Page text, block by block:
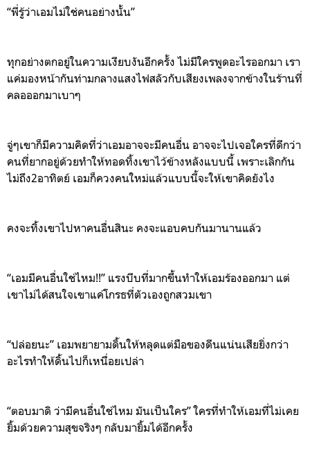
“พี่รู้ว่าเอมไม่ใช่คนอย่างนั้น”
ทุกอย่างตกอยู่ในความเงียบงันอีกครั้ง ไม่มีใครพูดอะไรออกมา เรา
แค่มองหน้ากันท่ามกลางแสงไฟสลัวกับเสียงเพลงจากข้างในร้านที่
คลอออกมาเบาๆ
จู่ๆเขาก็มีความคิดที่ว่าเอมอาจจะมีคนอื่น อาจจะไปเจอใครที่ดีกว่า
คนที่ยากอยู่ด้วยทำให้ทอดทิ้งเขาไว้ข้างหลังแบบนี้ เพราะเลิกกัน
ไม่ถึง2อาทิตย์ เอมก็ควงคนใหม่แล้วแบบนี้จะให้เขาคิดยังไง
คงจะทิ้งเขาไปหาคนอื่นสินะ คงจะแอบคบกันมานานแล้ว
“เอมมีคนอื่นใช่ไหม!!” แรงบีบที่มากขึ้นทำให้เอมร้องออกมา แต่
เขาไม่ได้สนใจเขาแค่โกรธที่ตัวเองถูกสวมเขา
“ปล่อยนะ” เอมพยายามดิ้นให้หลุดแต่มือของดีนแน่นเสียยิ่งกว่า
อะไรทำให้ดิ้นไปก็เหนื่อยเปล่า
“ตอบมาดิ ว่ามีคนอื่นใช่ไหม มันเป็นใคร” ใครที่ทำให้เอมที่ไม่เคย
ยิ้มด้วยความสุขจริงๆ กลับมายิ้มได้อีกครั้ง